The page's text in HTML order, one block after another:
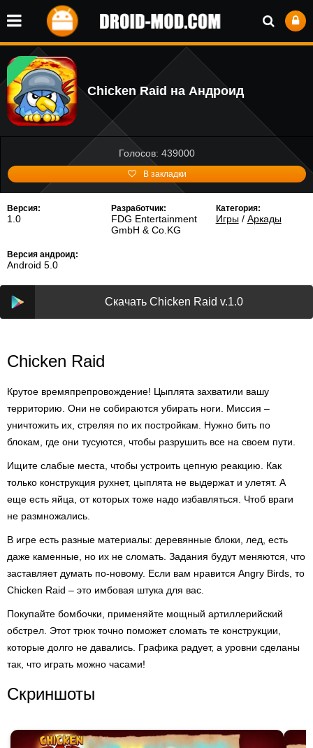
Chicken Raid на Андроид
Голосов: 439000
В закладки
Версия:
1.0
Разработчик:
FDG Entertainment
GmbH & Co.KG
Категория:
Игры/ Аркады
Версия андроид:
Android 5.0
Скачать Chicken Raid v.1.0
Chicken Raid
Крутое времяпрепровождение! Цыплята захватили вашу
территорию. Они не собираются убирать ноги. Миссия –
уничтожить их, стреляя по их постройкам. Нужно бить по
блокам, где они тусуются, чтобы разрушить все на своем пути.
Ищите слабые места, чтобы устроить цепную реакцию. Как
только конструкция рухнет, цыплята не выдержат и улетят. А
еще есть яйца, от которых тоже надо избавляться. Чтоб враги
не размножались.
В игре есть разные материалы: деревянные блоки, лед, есть
даже каменные, но их не сломать. Задания будут меняются, что
заставляет думать по-новому. Если вам нравится Angry Birds, то
Chicken Raid – это имбовая штука для вас.
Покупайте бомбочки, применяйте мощный артиллерийский
обстрел. Этот трюк точно поможет сломать те конструкции,
которые долго не давались. Графика радует, а уровни сделаны
так, что играть можно часами!
Скриншоты